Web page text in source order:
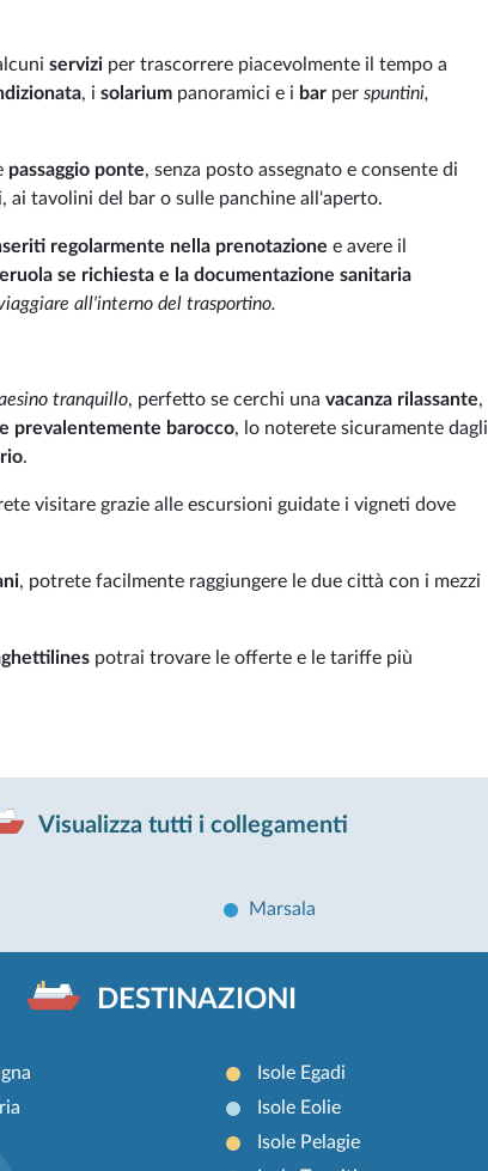
servizi per trascorrere piacevolmente il tempo a
, i solarium panoramici e i bar per spuntini,
passaggio ponte, senza posto assegnato e consente di
ai tavolini del bar o sulle panchine all'aperto.
regolarmente nella prenotazione e avere il
se richiesta e la documentazione sanitaria
all'interno del trasportino.
tranquillo, perfetto se cerchi una vacanza rilassante,
prevalentemente barocco, lo noterete sicuramente dagli
.
visitare grazie alle escursioni guidate i vigneti dove
, potrete facilmente raggiungere le due città con i mezzi
potrai trovare le offerte e le tariffe più
Visualizza tutti i collegamenti
Marsala
DESTINAZIONI
Isole Egadi
Isole Eolie
Isole Pelagie